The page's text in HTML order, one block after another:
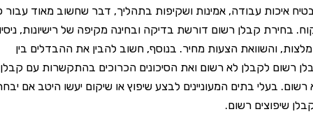
עבודה, אמינות ושקיפות בתהליך, דבר שחשוב מאוד עבור כל
קבלן רשום דורשת בדיקה ובחינה מקיפה של רישיונות, ניסיון
והשוואת הצעות מחיר. בנוסף, חשוב להבין את ההבדלים בין
לקבלן לא רשום ואת הסיכונים הכרוכים בהתקשרות עם קבלן
בעלי בתים המעוניינים לבצע שיפוץ או שיקום יעשו היטב אם יבחרו
רשום.